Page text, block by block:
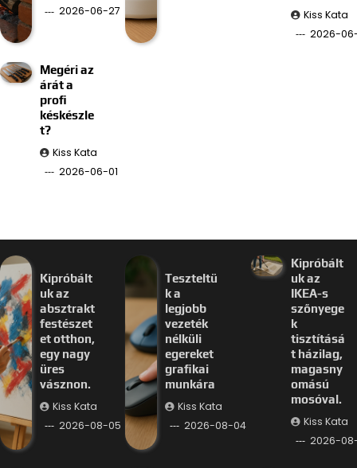
2026-06-27
Kiss Kata
2026-
Megéri az
árát a
profi
késkészle
t?
Kiss Kata
2026-06-01
Kipróbált
uk az
absztrakt
festészet
et otthon,
egy nagy
üres
vásznon.
Kiss Kata
2026-08-05
Teszteltü
k a
legjobb
vezeték
nélküli
egereket
grafikai
munkára
Kiss Kata
2026-08-04
Kipróbált
uk az
IKEA-s
szőnyege
k
tisztításá
t házilag,
magasny
omású
mosóval.
Kiss Kata
2026-